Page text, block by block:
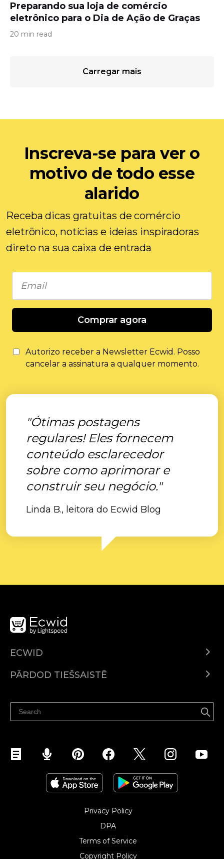
Preparando sua loja de comércio
eletrônico para o Dia de Ação de Graças
20 min read
Carregar mais
Inscreva-se para ver o
motivo de todo esse
alarido
Receba dicas gratuitas de comércio
eletrônico, notícias e ideias inspiradoras
direto na sua caixa de entrada
Comprar agora
Autorizo ​​receber a Newsletter Ecwid. Posso
cancelar a assinatura a qualquer momento.
"Ótimas postagens
regulares! Eles fornecem
conteúdo esclarecedor
sobre como aprimorar e
construir seu negócio."
Linda B., leitora do Ecwid Blog
ECWID
Izcenojumi
PĀRDOD TIEŠSAISTĒ
Pārdod Facebook
Pārdod Instagram
Privacy Policy
DPA
Terms of Service
Copyright Policy‎